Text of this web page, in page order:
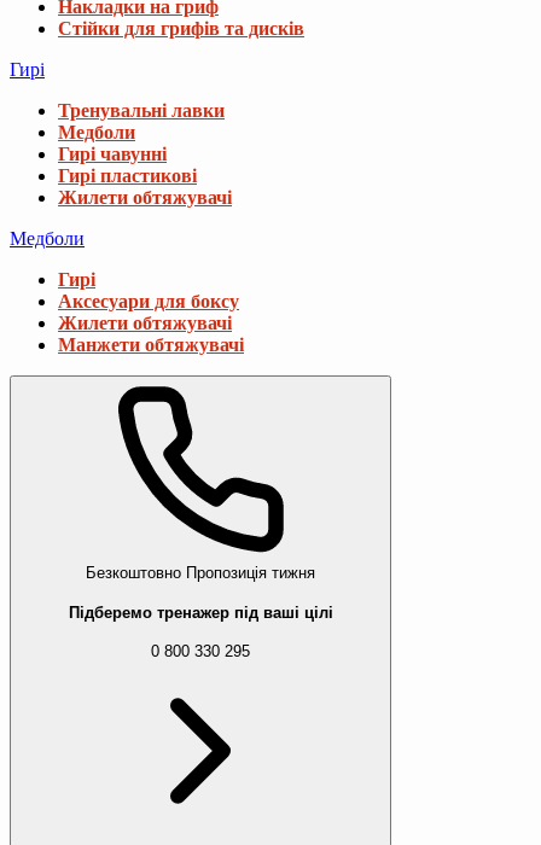
Накладки на гриф
Стійки для грифів та дисків
Гирі
Тренувальні лавки
Медболи
Гирі чавунні
Гирі пластикові
Жилети обтяжувачі
Медболи
Гирі
Аксесуари для боксу
Жилети обтяжувачі
Манжети обтяжувачі
Безкоштовно Пропозиція тижня
Підберемо тренажер під ваші цілі
0 800 330 295